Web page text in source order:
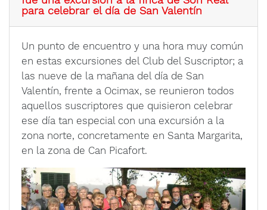
para celebrar el día de San Valentín
Un punto de encuentro y una hora muy común
en estas excursiones del Club del Suscriptor; a
las nueve de la mañana del día de San
Valentín, frente a Ocimax, se reunieron todos
aquellos suscriptores que quisieron celebrar
ese día tan especial con una excursión a la
zona norte, concretamente en Santa Margarita,
en la zona de Can Picafort.